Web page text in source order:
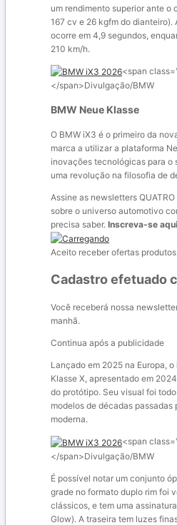
um rendimento superior ante
167 cv e 26 kgfm do
ocorre em 4,9 segundos,
210 km/h.
<span
</span>Divulgação/BMW
BMW Neue Klasse
O BMW iX3 é o primeiro da
marca a utilizar a plataforma
inovações tecnológicas para o
uma revolução na filosofia de
Assine as newsletters
sobre o universo automotivo
precisa saber. Inscreva-se aqui
Aceito receber ofertas
Cadastro efetuado
Você receberá nossa
manhã.
Continua após a publicidade
Lançado em 2025 na Europa,
Klasse X, apresentado em
do protótipo. Seu visual foi
modelos de décadas passadas
moderna.
<span
</span>Divulgação/BMW
É possível notar um conjunto
grade no formato duplo rim foi
clássicos, e tem uma
Glow). A traseira tem luzes